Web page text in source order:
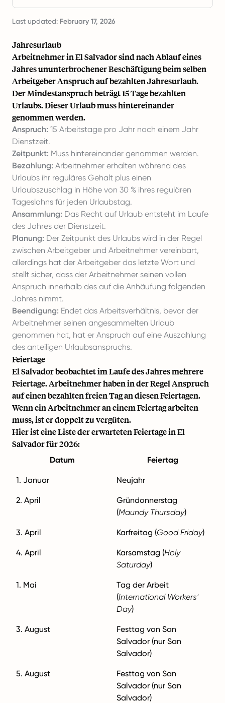
Last updated: February 17, 2026
Jahresurlaub
Arbeitnehmer in El Salvador sind nach Ablauf eines
Jahres ununterbrochener Beschäftigung beim selben
Arbeitgeber Anspruch auf bezahlten Jahresurlaub.
Der Mindestanspruch beträgt 15 Tage bezahlten
Urlaubs. Dieser Urlaub muss hintereinander
genommen werden.
Anspruch: 15 Arbeitstage pro Jahr nach einem Jahr
Dienstzeit.
Zeitpunkt: Muss hintereinander genommen werden.
Bezahlung: Arbeitnehmer erhalten während des
Urlaubs ihr reguläres Gehalt plus einen
Urlaubszuschlag in Höhe von 30 % ihres regulären
Tageslohns für jeden Urlaubstag.
Ansammlung: Das Recht auf Urlaub entsteht im Laufe
des Jahres der Dienstzeit.
Planung: Der Zeitpunkt des Urlaubs wird in der Regel
zwischen Arbeitgeber und Arbeitnehmer vereinbart,
allerdings hat der Arbeitgeber das letzte Wort und
stellt sicher, dass der Arbeitnehmer seinen vollen
Anspruch innerhalb des auf die Anhäufung folgenden
Jahres nimmt.
Beendigung: Endet das Arbeitsverhältnis, bevor der
Arbeitnehmer seinen angesammelten Urlaub
genommen hat, hat er Anspruch auf eine Auszahlung
des anteiligen Urlaubsanspruchs.
Feiertage
El Salvador beobachtet im Laufe des Jahres mehrere
Feiertage. Arbeitnehmer haben in der Regel Anspruch
auf einen bezahlten freien Tag an diesen Feiertagen.
Wenn ein Arbeitnehmer an einem Feiertag arbeiten
muss, ist er doppelt zu vergüten.
Hier ist eine Liste der erwarteten Feiertage in El
Salvador für 2026:
Datum Feiertag
1. Januar Neujahr
2. April
Gründonnerstag
(Maundy Thursday)
3. April Karfreitag (Good Friday)
4. April Karsamstag (Holy
Saturday)
1. Mai
Tag der Arbeit
(International Workers'
Day)
3. August
Festtag von San
Salvador (nur San
Salvador)
5. August
Festtag von San
Salvador (nur San
Salvador)